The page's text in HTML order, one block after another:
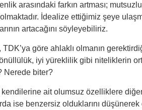
arasındaki farkın artması;
İdealize ettiğimiz şeye
artacağını söyleyebiliriz.
TDK’ya göre ahlaklı olmanın
iyi yüreklilik gibi niteliklerin
Nerede biter?
kendilerine ait olumsuz özelliklere
ise benzersiz olduklarını